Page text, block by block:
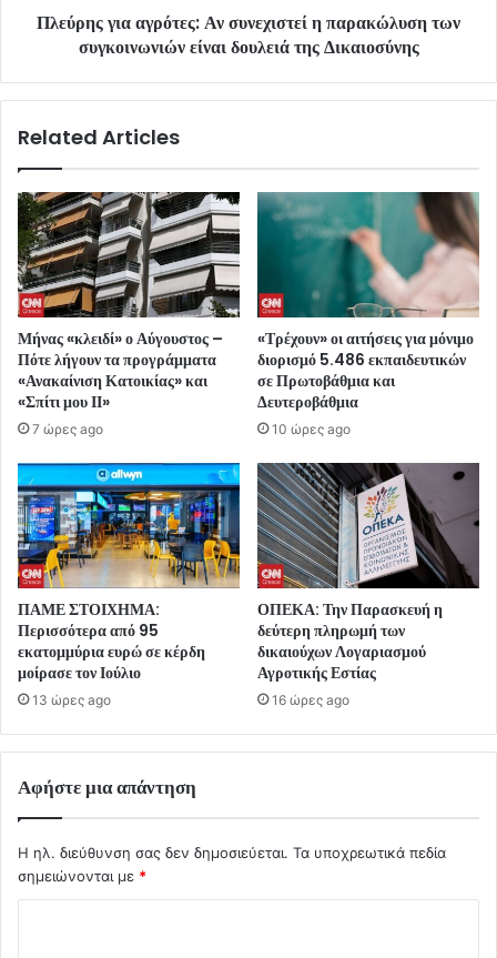
Πλεύρης για αγρότες: Αν συνεχιστεί η παρακώλυση των
συγκοινωνιών είναι δουλειά της Δικαιοσύνης
Related Articles
Μήνας «κλειδί» ο Αύγουστος –
Πότε λήγουν τα προγράμματα
«Ανακαίνιση Κατοικίας» και
«Σπίτι μου ΙΙ»
7 ώρες ago
«Τρέχουν» οι αιτήσεις για μόνιμο
διορισμό 5.486 εκπαιδευτικών
σε Πρωτοβάθμια και
Δευτεροβάθμια
10 ώρες ago
ΠΑΜΕ ΣΤΟΙΧΗΜΑ:
Περισσότερα από 95
εκατομμύρια ευρώ σε κέρδη
μοίρασε τον Ιούλιο
13 ώρες ago
ΟΠΕΚΑ: Την Παρασκευή η
δεύτερη πληρωμή των
δικαιούχων Λογαριασμού
Αγροτικής Εστίας
16 ώρες ago
Αφήστε μια απάντηση
Η ηλ. διεύθυνση σας δεν δημοσιεύεται. Τα υποχρεωτικά πεδία
σημειώνονται με *